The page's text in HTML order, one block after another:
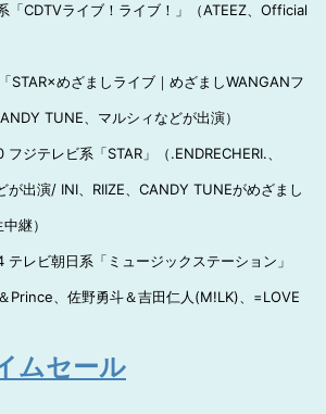
「CDTVライブ！ライブ！」（ATEEZ、Official
STAR×めざましライブ｜めざましWANGANフ
TUNE、マルシィなどが出演）
ジテレビ系「STAR」（.ENDRECHERI.、
が出演/ INI、RIIZE、CANDY TUNEがめざまし
継）
レビ朝日系「ミュージックステーション」
Prince、佐野勇斗＆吉田仁人(M!LK)、=LOVE
ムセール